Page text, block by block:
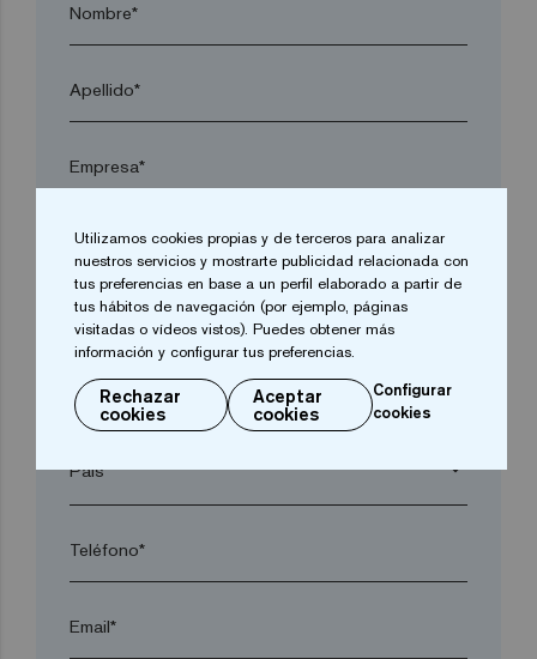
Nombre*
Apellido*
Empresa*
arrow_drop_down
Localidad*
Código postal*
arrow_drop_down
Teléfono*
Email*
Utilizamos cookies propias y de terceros para analizar
nuestros servicios y mostrarte publicidad relacionada con
tus preferencias en base a un perfil elaborado a partir de
tus hábitos de navegación (por ejemplo, páginas
visitadas o vídeos vistos). Puedes obtener más
información y configurar tus preferencias.
Rechazar
cookies
Aceptar
cookies
Configurar
cookies